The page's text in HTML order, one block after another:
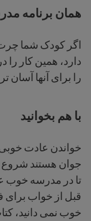
همان برنامه
اگر کودک شما
دارد، همین کار را
را برای آنها آسان
با هم بخوانید
خواندن عادت
جوان هستند شروع
تا در مدرسه خوب
قبل از خواب برای
خوب نمی دانید،